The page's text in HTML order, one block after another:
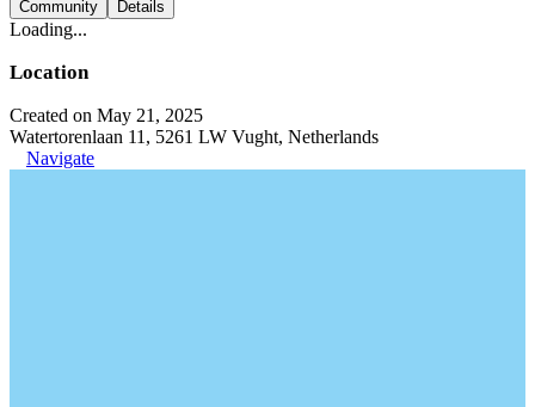
Community Details
Loading...
Location
Created on May 21, 2025
Watertorenlaan 11, 5261 LW Vught, Netherlands
Navigate